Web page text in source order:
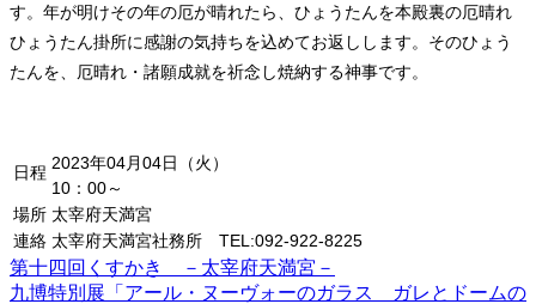
す。年が明けその年の厄が晴れたら、ひょうたんを本殿裏の厄晴れ
ひょうたん掛所に感謝の気持ちを込めてお返しします。そのひょう
たんを、厄晴れ・諸願成就を祈念し焼納する神事です。
日程 2023年04月04日（火）
10：00～
場所 太宰府天満宮
連絡 太宰府天満宮社務所 TEL:092-922-8225
第十四回くすかき －太宰府天満宮－
九博特別展「アール・ヌーヴォーのガラス ガレとドームの